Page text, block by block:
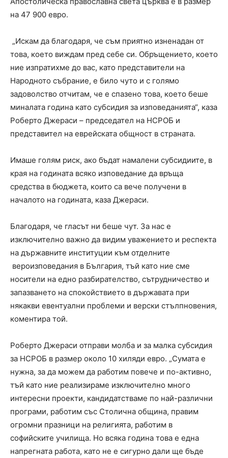
на 47 900 евро.
„Искам да благодаря, че съм приятно изненадан от
това, което виждам пред себе си. Обръщението, което
ние изпратихме до вас, като представители на
Народното събрание, е било чуто и с голямо
задоволство отчитам, че е спазено това, което беше
миналата година като субсидия за изповеданията“, каза
Роберто Джераси – председател на НСРОБ и
представител на еврейската общност в страната.
Имаше голям риск, ако бъдат намалени субсидиите, в
края на годината всяко изповедание да връща
средства в бюджета, които са вече получени в
началото на годината, каза Джераси.
Благодаря, че гласът ни беше чут. За нас е
изключително важно да видим уважението и респекта
на държавните институции към отделните
вероизповедания в България, тъй като ние сме
носители на едно разбирателство, сътрудничество и
запазването на спокойствието в държавата при
някакви евентуални проблеми и верски стълпновения,
коментира той.
Роберто Джераси отправи молба и за малка субсидия
за НСРОБ в размер около 10 хиляди евро. „Сумата е
нужна, за да можем да работим повече и по-активно,
тъй като ние реализираме изключително много
интересни проекти, кандидатстваме по най-различни
програми, работим със Столична община, правим
огромни празници на религията, работим в
софийските училища. Но всяка година това е една
напрегната работа, като не е сигурно дали ще бъде